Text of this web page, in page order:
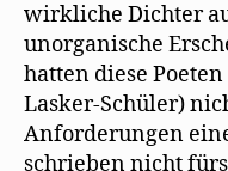
wirkliche Dichter
unorganische
hatten diese
Lasker-Schüler)
Anforderungen
schrieben nicht